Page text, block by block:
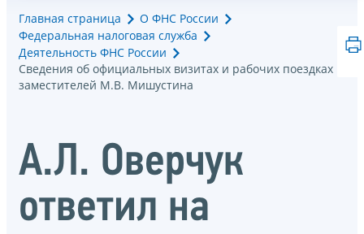
Главная страница
О ФНС России
Федеральная налоговая служба
Деятельность ФНС России
Сведения об официальных визитах и рабочих поездках
заместителей М.В. Мишустина
А.Л. Оверчук
ответил на